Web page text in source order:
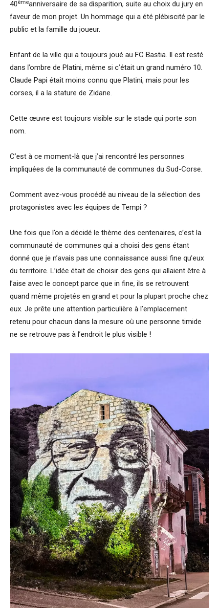
40èmeanniversaire de sa disparition, suite au choix du jury en
faveur de mon projet. Un hommage qui a été plébiscité par le
public et la famille du joueur.
Enfant de la ville qui a toujours joué au FC Bastia. Il est resté
dans l’ombre de Platini, même si c’était un grand numéro 10.
Claude Papi était moins connu que Platini, mais pour les
corses, il a la stature de Zidane.
Cette œuvre est toujours visible sur le stade qui porte son
nom.
C’est à ce moment-là que j’ai rencontré les personnes
impliquées de la communauté de communes du Sud-Corse.
Comment avez-vous procédé au niveau de la sélection des
protagonistes avec les équipes de Tempi ?
Une fois que l’on a décidé le thème des centenaires, c’est la
communauté de communes qui a choisi des gens étant
donné que je n’avais pas une connaissance aussi fine qu’eux
du territoire. L’idée était de choisir des gens qui allaient être à
l’aise avec le concept parce que in fine, ils se retrouvent
quand même projetés en grand et pour la plupart proche chez
eux. Je prête une attention particulière à l’emplacement
retenu pour chacun dans la mesure où une personne timide
ne se retrouve pas à l’endroit le plus visible !